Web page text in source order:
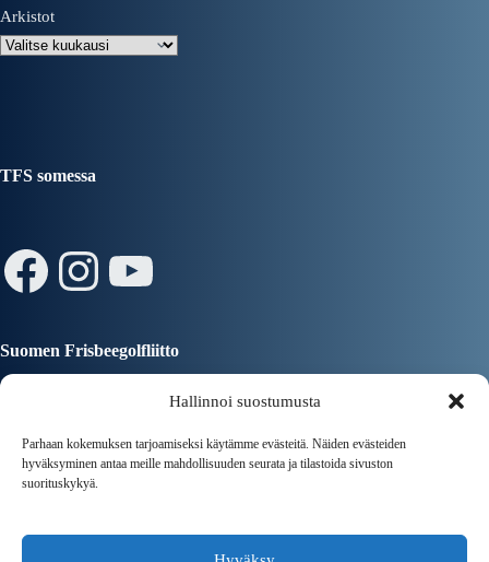
Hallinnoi suostumusta
Parhaan kokemuksen tarjoamiseksi käytämme evästeitä. Näiden evästeiden
hyväksyminen antaa meille mahdollisuuden seurata ja tilastoida sivuston
suorituskykyä.
Arkistot
TFS somessa
Facebook
Instagram
YouTube
Suomen Frisbeegolfliitto
Tampereen Kaupunki